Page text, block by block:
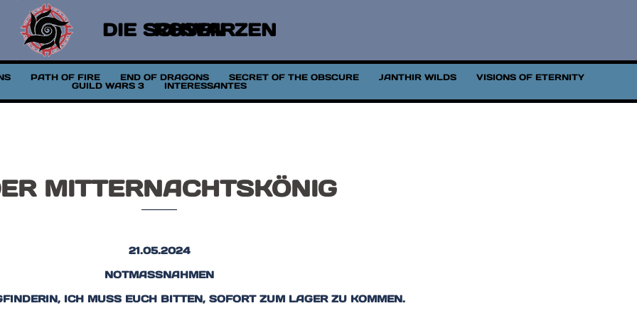
DIE SCHWARZEN ROSEN
PATH OF FIRE END OF DRAGONS SECRET OF THE OBSCURE JANTHIR WILDS
VISIONS OF ETERNITY
GUILD WARS 3
INTERESSANTES
MITTERNACHTSKÖNIG
21.05.2024
NOTMASSNAHMEN
ICH MUSS EUCH BITTEN, SOFORT ZUM LAGER ZU KOMMEN.